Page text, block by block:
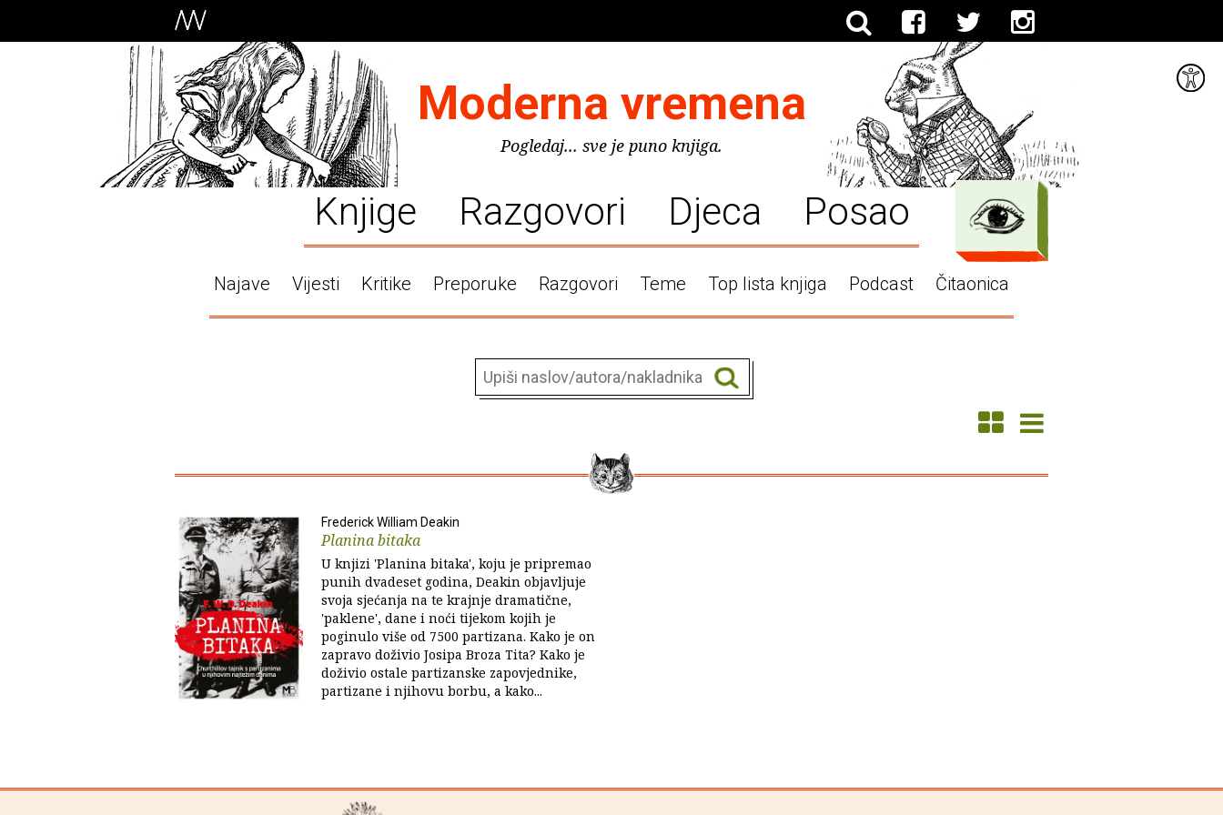
Moderna vremena
Pogledaj... sve je puno knjiga.
Knjige Razgovori Djeca Posao
Najave Vijesti Kritike Preporuke Razgovori Teme Top lista knjiga Podcast Čitaonica
Frederick William Deakin
Planina bitaka
U knjizi 'Planina bitaka', koju je pripremao
punih dvadeset godina, Deakin objavljuje
svoja sjećanja na te krajnje dramatične,
'paklene', dane i noći tijekom kojih je
poginulo više od 7500 partizana. Kako je on
zapravo doživio Josipa Broza Tita? Kako je
doživio ostale partizanske zapovjednike,
partizane i njihovu borbu, a kako...